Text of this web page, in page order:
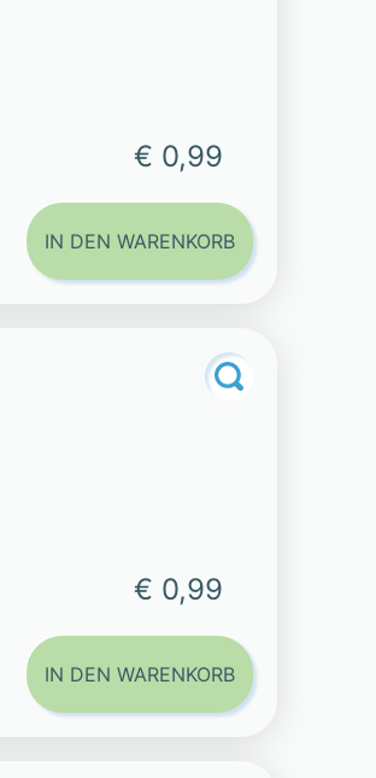
€ 0,99
IN DEN WARENKORB
€ 0,99
IN DEN WARENKORB